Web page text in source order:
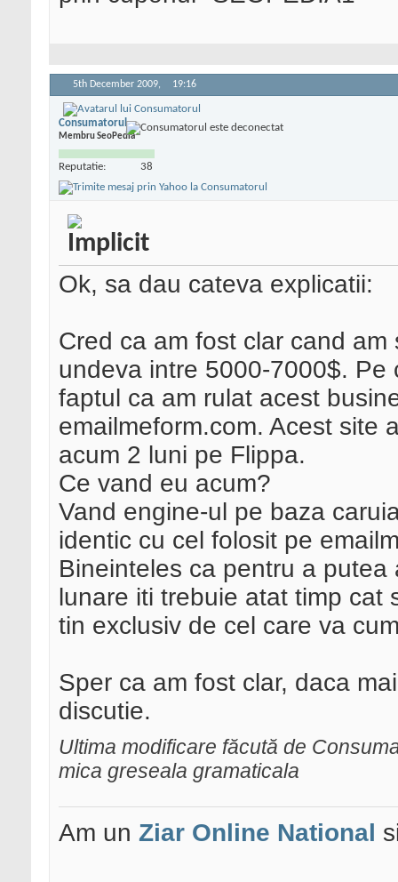
5th December 2009, 19:16
Consumatorul
Membru SeoPedia
Reputatie: 38
Ok, sa dau cateva explicatii:
Cred ca am fost clar cand
undeva intre 5000-7000$.
faptul ca am rulat acest
emailmeform.com. Acest site
acum 2 luni pe Flippa.
Ce vand eu acum?
Vand engine-ul pe baza
identic cu cel folosit pe
Bineinteles ca pentru a
lunare iti trebuie atat timp cat
tin exclusiv de cel care va
Sper ca am fost clar, daca
discutie.
Ultima modificare făcută de
mica greseala gramaticala
Am un Ziar Online National